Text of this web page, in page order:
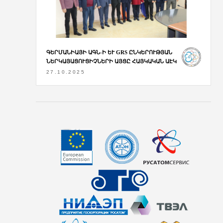
ԳԵՐՄԱՆԻԱՅԻ ԱԳՆ-Ի ԵՒ GRS ԸՆԿԵՐՈՒԹՅԱՆ Ն
ԵՐԿԱՅԱՑՈՒՑԻՉՆԵՐԻ ԱՅՑԸ ՀԱՅԿԱԿԱՆ ԱԷԿ
27.10.2025